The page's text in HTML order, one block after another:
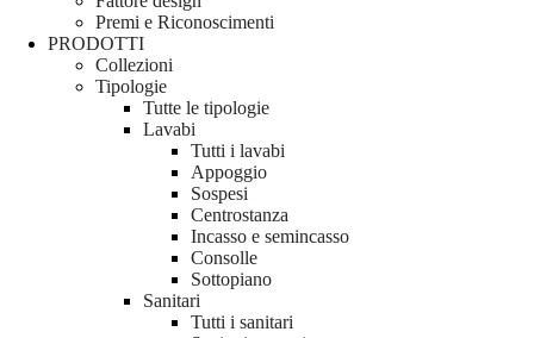
Premi e Riconoscimenti
PRODOTTI
Collezioni
Tipologie
Tutte le tipologie
Lavabi
Tutti i lavabi
Appoggio
Sospesi
Centrostanza
Incasso e semincasso
Consolle
Sottopiano
Sanitari
Tutti i sanitari